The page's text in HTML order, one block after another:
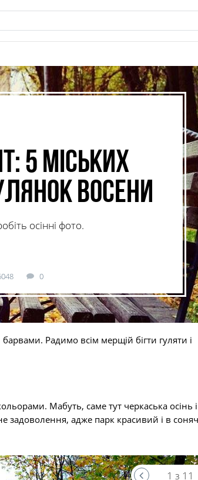
5 міських
восени
осінні фото.
0
Радимо всім мерщій бігти гуляти і
Мабуть, саме тут черкаська осінь і
задоволення, адже парк красивий і в
1 з 11